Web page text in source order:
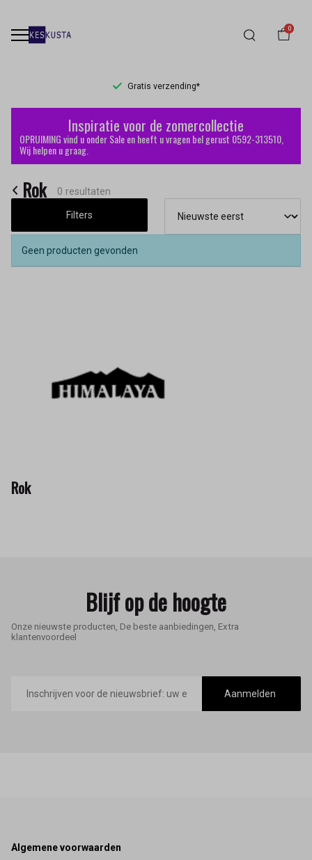
0
Gratis verzending*
Rok
Keskusta
Inspiratie voor de zomercollectie
OPRUIMING vind u onder Sale en heeft u vragen bel gerust 0592-313510,
Wij helpen u graag.
Rok 0 resultaten
Filters
Geen producten gevonden
Rok
Blijf op de hoogte
Onze nieuwste producten, De beste aanbiedingen, Extra
klantenvoordeel
mailadres
Aanmelden
Footer
Algemene voorwaarden